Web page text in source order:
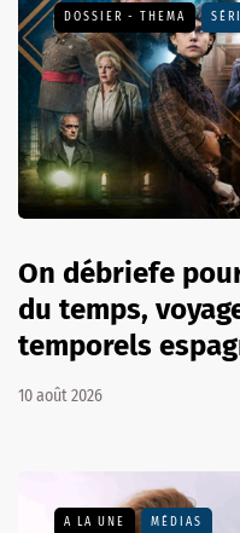
DOSSIER - THEMA
On débriefe
du temps,
temporels
10 août 2026
A LA UNE MÉDIAS